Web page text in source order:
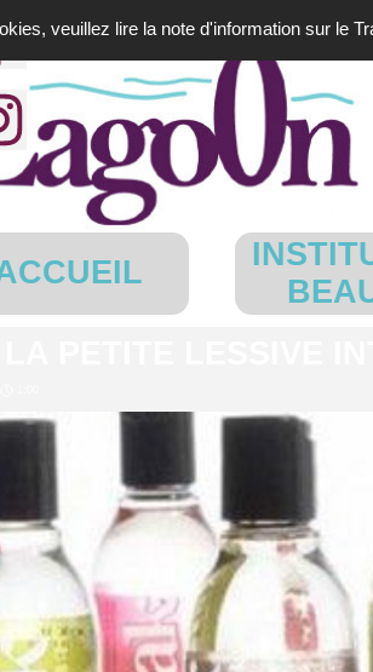
veuillez lire la note d'information sur le